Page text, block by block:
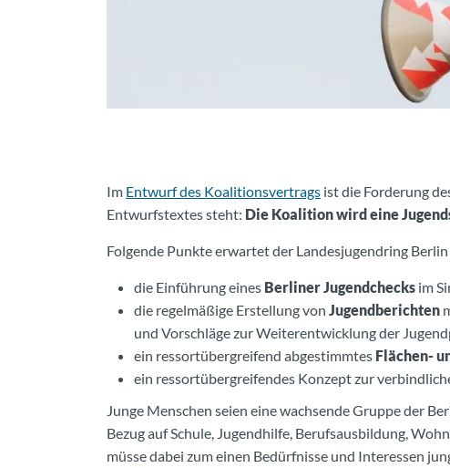
Im Entwurf des Koalitionsvertrags ist die Forderung
Entwurfstextes steht: Die Koalition wird eine
Folgende Punkte erwartet der Landesjugendring
die Einführung eines Berliner Jugendchecks im
die regelmäßige Erstellung von Jugendberichten
und Vorschläge zur Weiterentwicklung der
ein ressortübergreifend abgestimmtes Flächen-
ein ressortübergreifendes Konzept zur
Junge Menschen seien eine wachsende Gruppe der
Bezug auf Schule, Jugendhilfe, Berufsausbildung,
müsse dabei zum einen Bedürfnisse und Interessen